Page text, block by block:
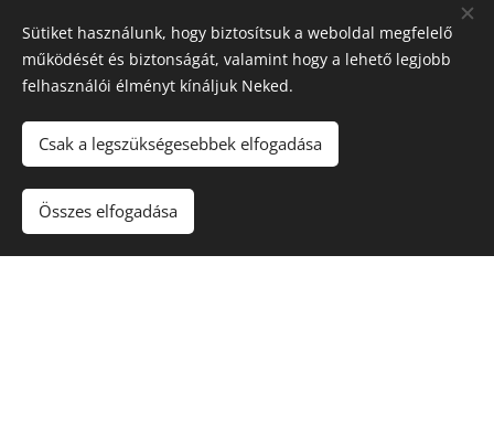
Sütiket használunk, hogy biztosítsuk a weboldal megfelelő
működését és biztonságát, valamint hogy a lehető legjobb
felhasználói élményt kínáljuk Neked.
Csak a legszükségesebbek elfogadása
Összes elfogadása